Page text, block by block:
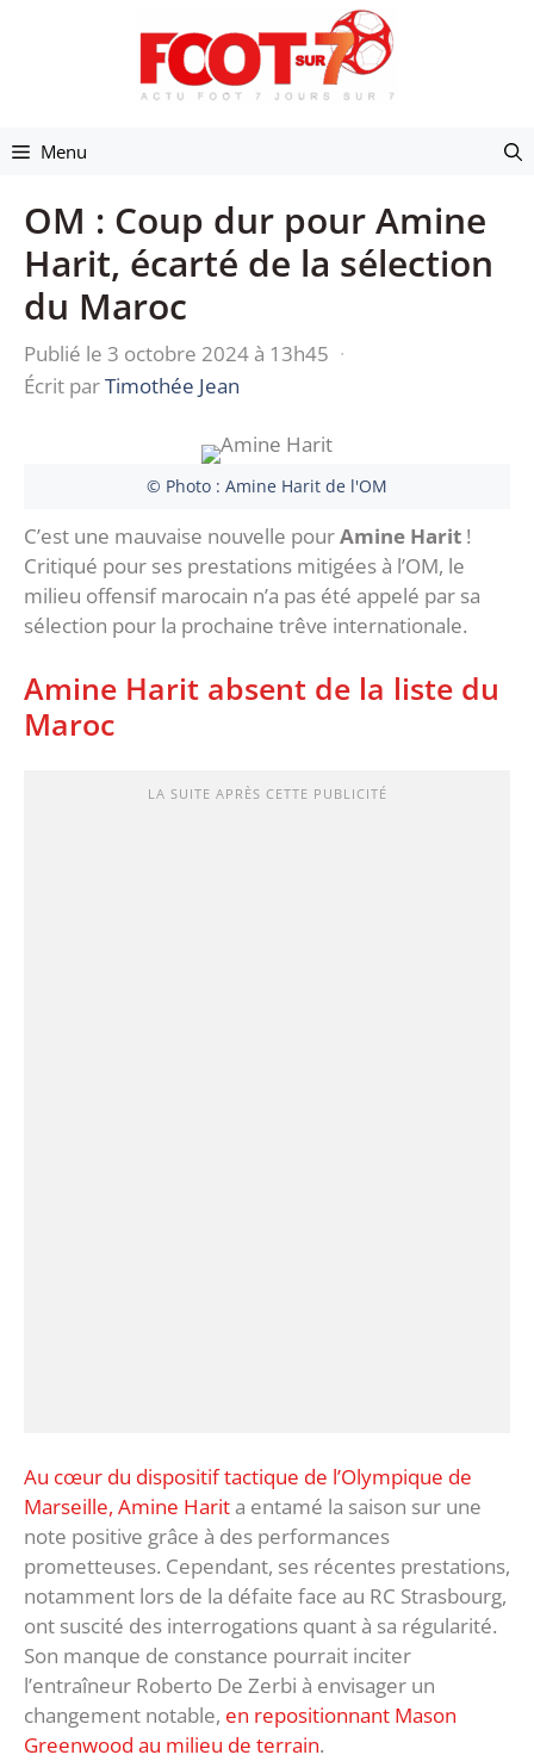
Menu
OM : Coup dur pour Amine
Harit, écarté de la sélection
du Maroc
Publié le 3 octobre 2024 à 13h45 ·
Écrit parTimothée Jean
© Photo : Amine Harit de l'OM
C’est une mauvaise nouvelle pourAmine Harit !
Critiqué pour ses prestations mitigées à l’OM, le
milieu offensif marocain n’a pas été appelé par sa
sélection pour la prochaine trêve internationale.
Amine Harit absent de la liste du
Maroc
LA SUITE APRÈS CETTE PUBLICITÉ
Au cœur du dispositif tactique de l’Olympique de
Marseille, Amine Harita entamé la saison sur une
note positive grâce à des performances
prometteuses. Cependant, ses récentes prestations,
notamment lors de la défaite face au RC Strasbourg,
ont suscité des interrogations quant à sa régularité.
Son manque de constance pourrait inciter
l’entraîneur Roberto De Zerbi à envisager un
changement notable, en repositionnant Mason
Greenwood au milieu de terrain.